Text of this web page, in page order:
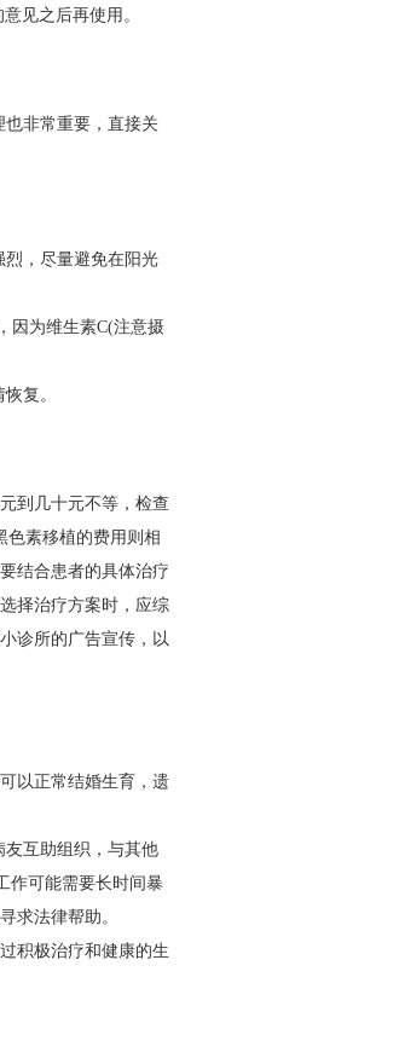
见之后再使用。
也非常重要，直接关
，尽量避免在阳光
因为维生素C(注意摄
复。
到几十元不等，检查
色素移植的费用则相
结合患者的具体治疗
择治疗方案时，应综
诊所的广告宣传，以
以正常结婚生育，遗
互助组织，与其他
作可能需要长时间暴
求法律帮助。
积极治疗和健康的生